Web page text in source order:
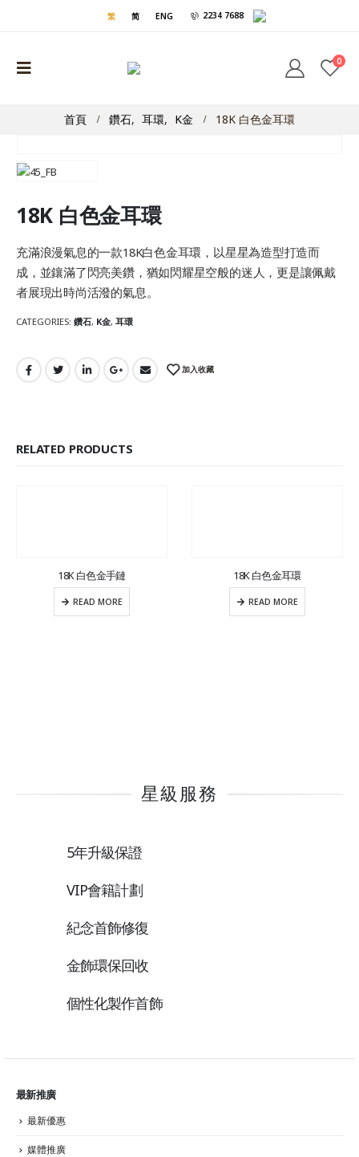
繁 简 ENG 2234 7688
0
首頁 鑽石, 耳環, K金 18K 白色金耳環
18K 白色金耳環
充滿浪漫氣息的一款18K白色金耳環，以星星為造型打造而
成，並鑲滿了閃亮美鑽，猶如閃耀星空般的迷人，更是讓佩戴
者展現出時尚活潑的氣息。
CATEGORIES: 鑽石, K金, 耳環
加入收藏
RELATED PRODUCTS
18K 白色金手鏈
READ MORE
18K 白色金耳環
READ MORE
星級服務
5年升級保證
VIP會籍計劃
紀念首飾修復
金飾環保回收
個性化製作首飾
最新推廣
最新優惠
媒體推廣